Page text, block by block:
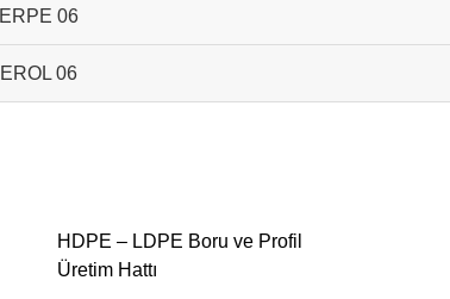
ERPE 06
EROL 06
HDPE – LDPE Boru ve Profil
Üretim Hattı